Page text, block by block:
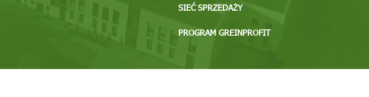
SIEĆ SPRZEDAŻY
PROGRAM GREINPROFIT